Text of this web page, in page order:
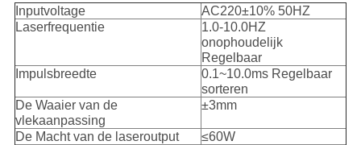
Inputvoltage
AC220±10% 50HZ
Laserfrequentie
1.0-10.0HZ
onophoudelijk
Regelbaar
Impulsbreedte
0.1~10.0ms Regelbaar
sorteren
De Waaier van de
vlekaanpassing
±3mm
De Macht van de laseroutput
≤60W